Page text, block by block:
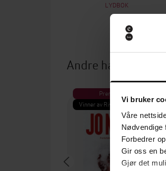
Vi bruker
Våre
Nødvendige
Forbedrer
Gir oss en
Gjør det
LYDBOK
Andre har også
Premium
Vinner av Rivertonprisen